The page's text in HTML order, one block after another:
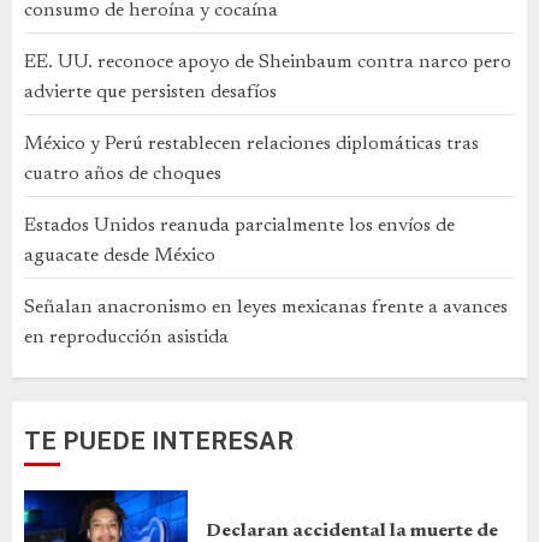
consumo de heroína y cocaína
EE. UU. reconoce apoyo de Sheinbaum contra narco pero
advierte que persisten desafíos
México y Perú restablecen relaciones diplomáticas tras
cuatro años de choques
Estados Unidos reanuda parcialmente los envíos de
aguacate desde México
Señalan anacronismo en leyes mexicanas frente a avances
en reproducción asistida
TE PUEDE INTERESAR
Declaran accidental la muerte de